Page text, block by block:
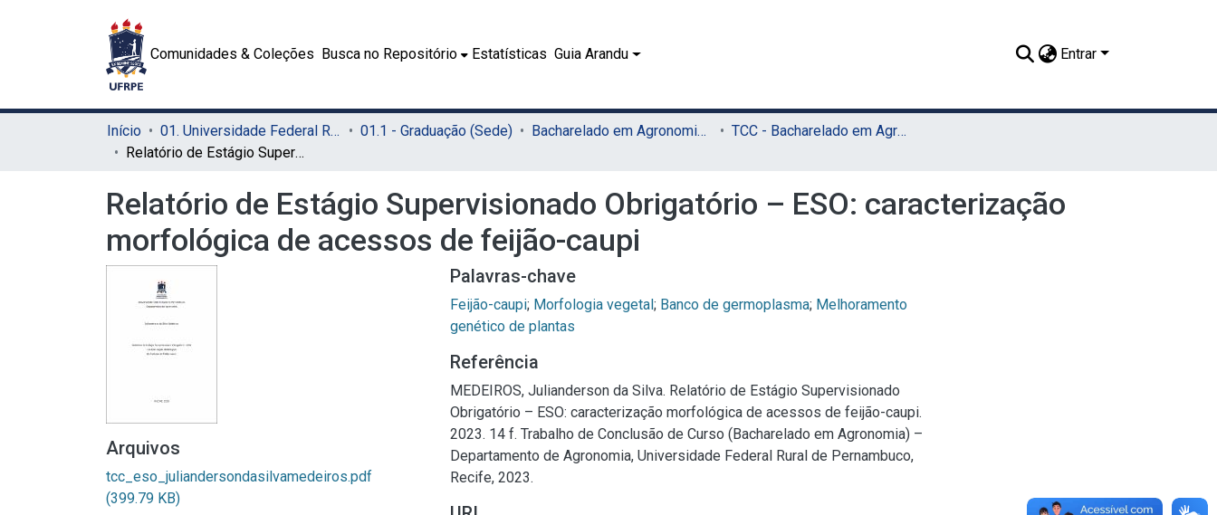
Comunidades & Coleções Busca no Repositório Estatísticas Guia Arandu Entrar
Início 01. Universidade Federal Rural de Pernambuco - UFRPE (Sede) 01.1 - Graduação (Sede) Bacharelado em Agronomia (Sede)
TCC - Bacharelado em Agronomia (Sede)
Relatório de Estágio Supervisionado Obrigatório – ESO: caracterização morfológica de acessos de feijão-caupi
Relatório de Estágio Supervisionado Obrigatório – ESO: caracterização
morfológica de acessos de feijão-caupi
Arquivos
tcc_eso_juliandersondasilvamedeiros.pdf
(399.79 KB)
Palavras-chave
Feijão-caupi; Morfologia vegetal; Banco de germoplasma; Melhoramento
genético de plantas
Referência
MEDEIROS, Julianderson da Silva. Relatório de Estágio Supervisionado
Obrigatório – ESO: caracterização morfológica de acessos de feijão-caupi.
2023. 14 f. Trabalho de Conclusão de Curso (Bacharelado em Agronomia) –
Departamento de Agronomia, Universidade Federal Rural de Pernambuco,
Recife, 2023.